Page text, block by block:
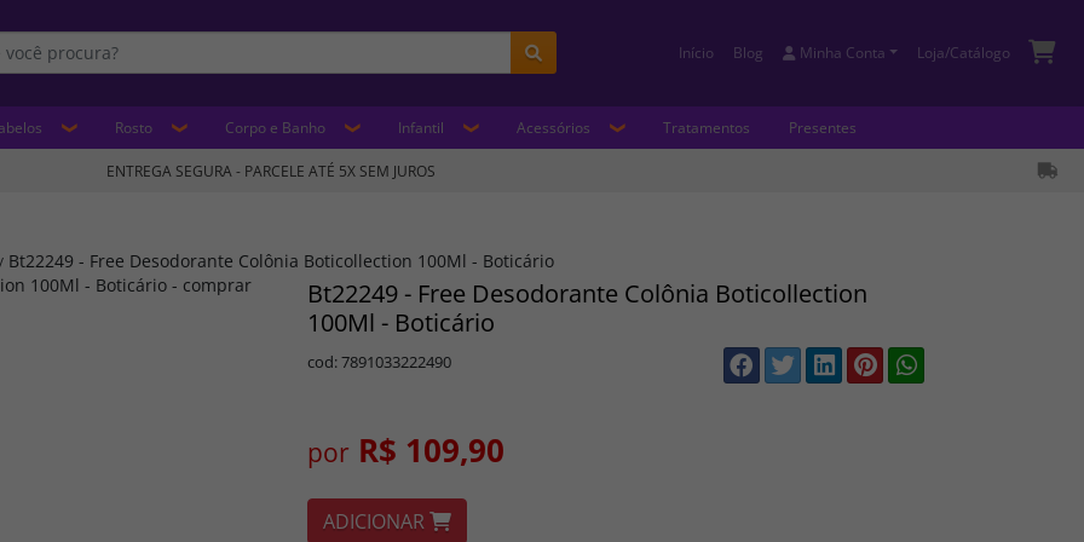
Início Blog Minha Conta Loja/Catálogo
Rosto Corpo e Banho Infantil Acessórios Tratamentos Presentes
ENTREGA SEGURA - PARCELE ATÉ 5X SEM JUROS
/ Bt22249 - Free Desodorante Colônia Boticollection 100Ml - Boticário
Bt22249 - Free Desodorante Colônia Boticollection
100Ml - Boticário
cod: 7891033222490
por R$ 109,90
ADICIONAR